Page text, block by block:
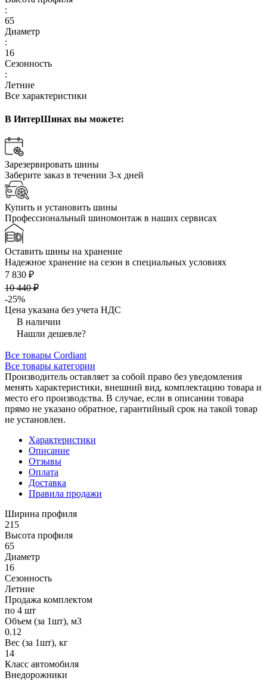
:
65
Диаметр
:
16
Сезонность
:
Летние
Все характеристики
В ИнтерШинах вы можете:
Зарезервировать шины
Заберите заказ в течении 3-х дней
Купить и установить шины
Профессиональный шиномонтаж в наших сервисах
Оставить шины на хранение
Надежное хранение на сезон в специальных условиях
7 830 ₽
10 440 ₽
-25%
Цена указана без учета НДС
В наличии
Нашли дешевле?
Все товары Cordiant
Все товары категории
Производитель оставляет за собой право без уведомления
менять характеристики, внешний вид, комплектацию товара и
место его производства. В случае, если в описании товара
прямо не указано обратное, гарантийный срок на такой товар
не установлен.
Характеристики
Описание
Отзывы
Оплата
Доставка
Правила продажи
Ширина профиля
215
Высота профиля
65
Диаметр
16
Сезонность
Летние
Продажа комплектом
по 4 шт
Объем (за 1шт), м3
0.12
Вес (за 1шт), кг
14
Класс автомобиля
Внедорожники